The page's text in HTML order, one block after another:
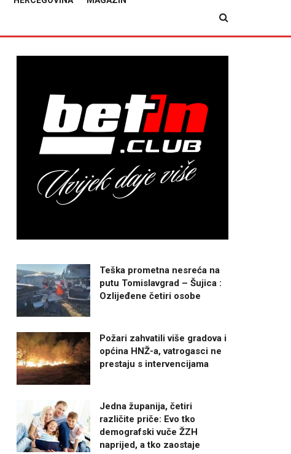
Teška prometna nesreća na
putu Tomislavgrad – Šujica :
Ozlijeđene četiri osobe
Požari zahvatili više gradova i
općina HNŽ-a, vatrogasci ne
prestaju s intervencijama
Jedna županija, četiri
različite priče: Evo tko
demografski vuče ŽZH
naprijed, a tko zaostaje